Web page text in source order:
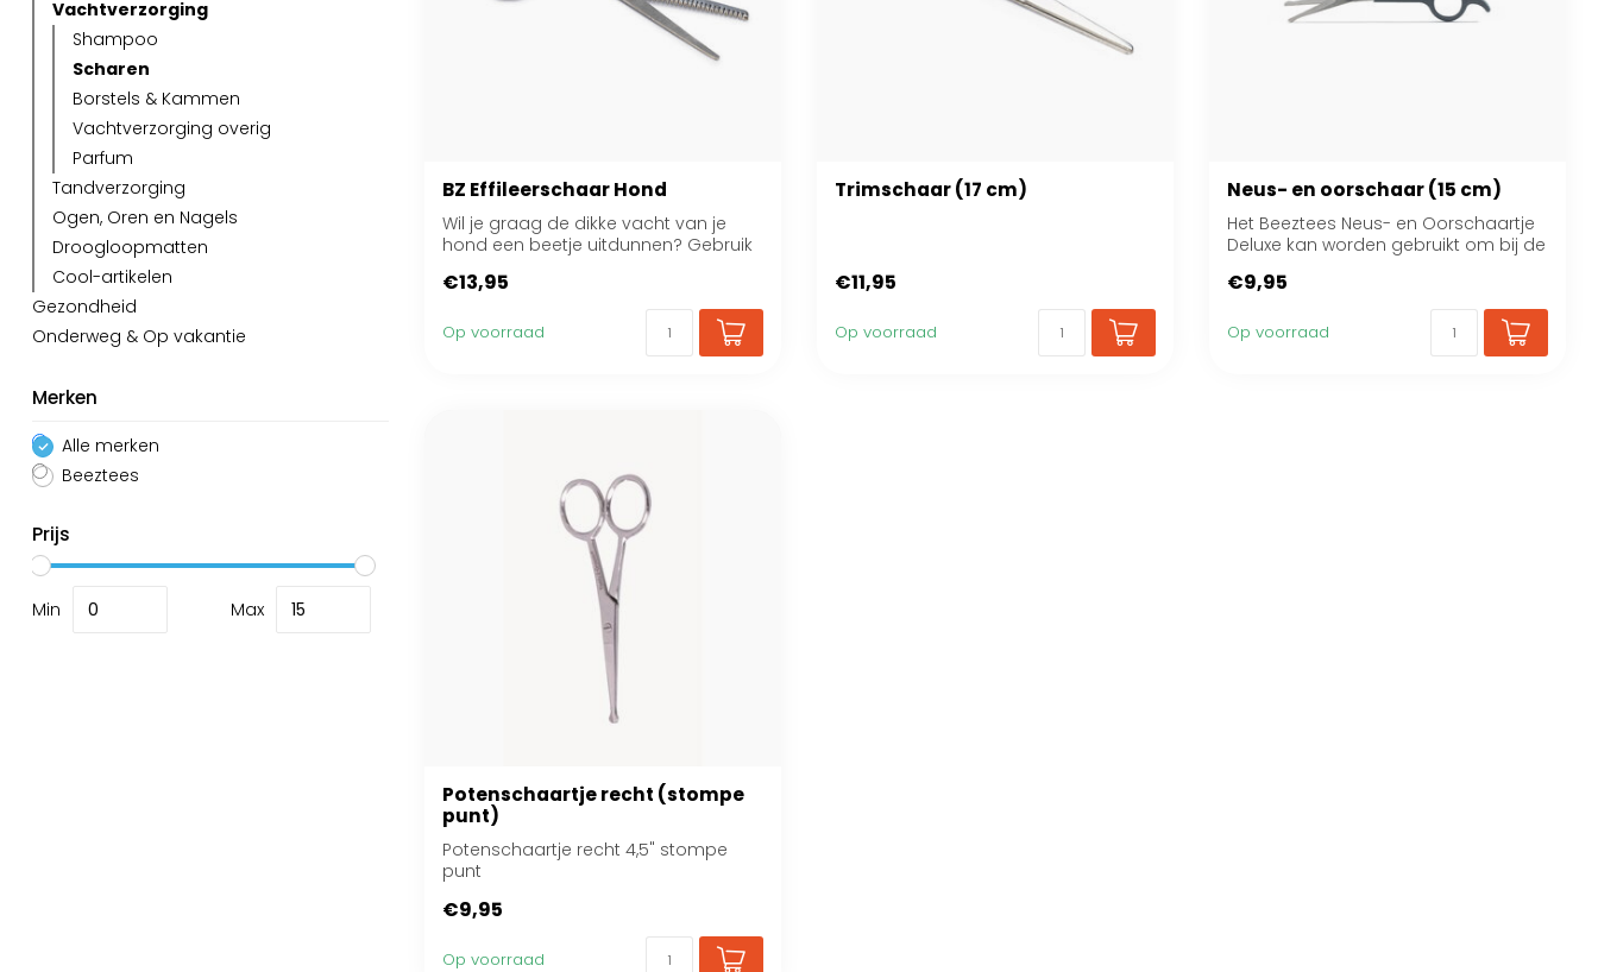
Vachtverzorging
Shampoo
Scharen
Borstels & Kammen
Vachtverzorging overig
Parfum
Tandverzorging
Ogen, Oren en Nagels
Droogloopmatten
Cool-artikelen
Gezondheid
Onderweg & Op vakantie
Merken
Alle merken
Beeztees
Prijs
Min Max
BZ Effileerschaar Hond
Wil je graag de dikke vacht van je
hond een beetje uitdunnen? Gebruik
€13,95
Op voorraad
Trimschaar (17 cm)
€11,95
Op voorraad
Neus- en oorschaar (15 cm)
Het Beeztees Neus- en Oorschaartje
Deluxe kan worden gebruikt om bij de
€9,95
Op voorraad
Potenschaartje recht (stompe
punt)
Potenschaartje recht 4,5" stompe
punt
€9,95
Op voorraad